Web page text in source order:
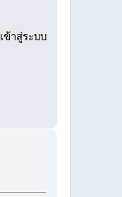
เข้าสู่ระบบ